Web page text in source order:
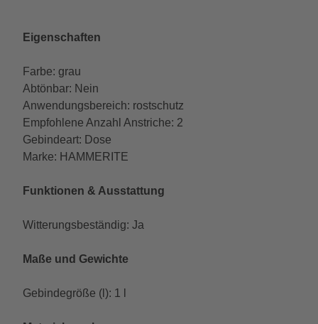
Eigenschaften
Farbe: grau
Abtönbar: Nein
Anwendungsbereich: rostschutz
Empfohlene Anzahl Anstriche: 2
Gebindeart: Dose
Marke: HAMMERITE
Funktionen & Ausstattung
Witterungsbeständig: Ja
Maße und Gewichte
Gebindegröße (l): 1 l